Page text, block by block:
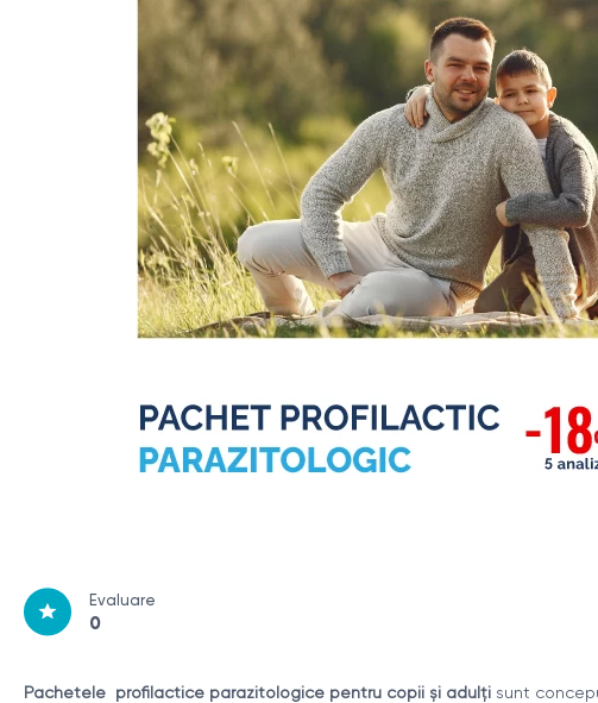
Evaluare
0
Pachetele profilactice parazitologice pentru copii și adulți sunt